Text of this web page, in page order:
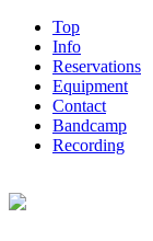
Top
Info
Reservations
Equipment
Contact
Bandcamp
Recording